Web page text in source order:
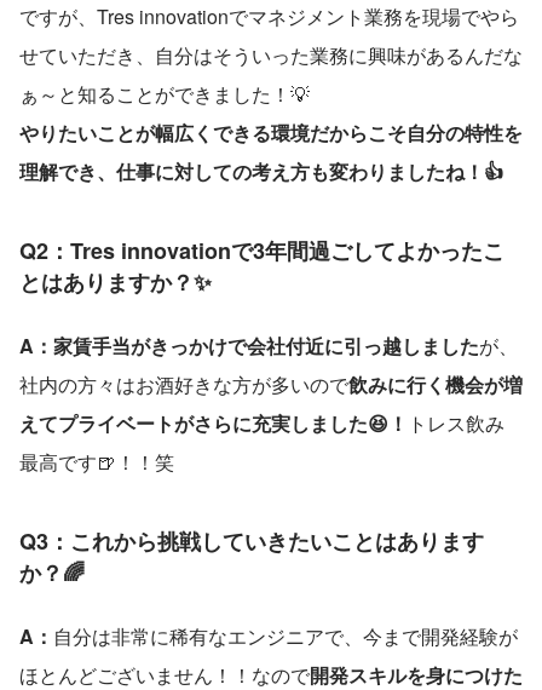
ですが、Tres innovationでマネジメント業務を現場でやら
せていただき、自分はそういった業務に興味があるんだな
ぁ～と知ることができました！💡
やりたいことが幅広くできる環境だからこそ自分の特性を
理解でき、仕事に対しての考え方も変わりましたね！👍
Q2：Tres innovationで3年間過ごしてよかったこ
とはありますか？✨
A：家賃手当がきっかけで会社付近に引っ越しましたが、
社内の方々はお酒好きな方が多いので飲みに行く機会が増
えてプライベートがさらに充実しました😆！ トレス飲み
最高です🍺！！笑
Q3：これから挑戦していきたいことはあります
か？🌈
A： 自分は非常に稀有なエンジニアで、今まで開発経験が
ほとんどございません！！なので開発スキルを身につけた